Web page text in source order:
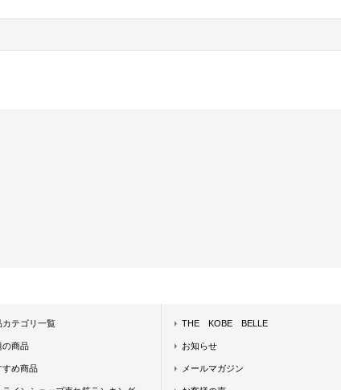
カテゴリ一覧
の商品
すめ商品
THE KOBE BELLE
お知らせ
メールマガジン